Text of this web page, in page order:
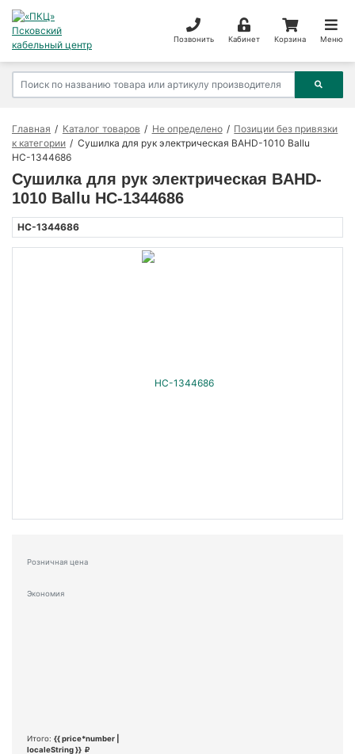
Позвонить Кабинет Корзина Меню
Главная Каталог товаров Не определено
Позиции без привязки
к категории
Сушилка для рук электрическая BAHD-1010 Ballu
НС-1344686
Сушилка для рук электрическая BAHD-
1010 Ballu НС-1344686
НС-1344686
Розничная цена
Экономия
Итого: {{ price*number |
localeString }}